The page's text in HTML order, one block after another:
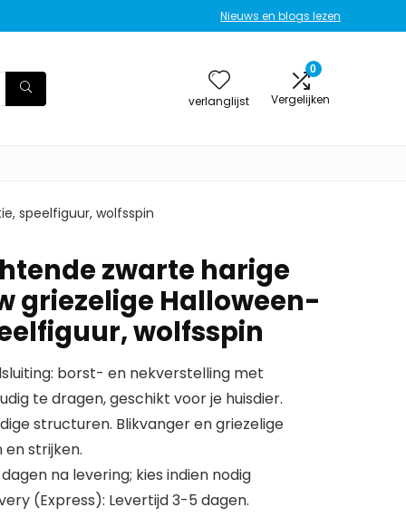
Nieuws en blogs lezen
verlanglijst
0
Vergelijken
speelfiguur, wolfsspin
zwarte harige
griezelige Halloween-
wolfsspin
borst- en nekverstelling met
te dragen, geschikt voor je huisdier.
structuren. Blikvanger en griezelige
strijken.
na levering; kies indien nodig
(Express): Levertijd 3-5 dagen.